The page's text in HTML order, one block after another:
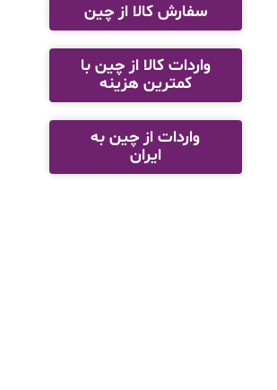
سفارش کالا از چین
واردات کالا از چین با
کمترین هزینه
واردات از چین به
ایران